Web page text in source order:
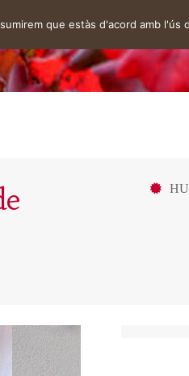
que estàs d'acord amb l'ús